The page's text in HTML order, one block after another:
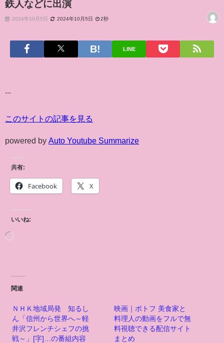
鉄人などに出演
2024年10月5日 2024年10月5日 2秒
LINE
このサイトの記事を見る
powered by Auto Youtube Summarize
共有:
Facebook X
いいね:
関連
ＮＨＫ地域局発 知るし
ん「信州から世界へ～軽
井沢フレンチシェフの挑
戦～」[字]…の番組内容
映画｜ポトフ 美食家と
料理人の動画をフルで無
料視聴できる配信サイト
まとめ